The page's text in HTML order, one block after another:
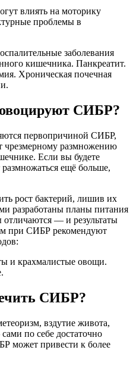
влиять на моторику
проблемы в
заболевания
кишечника. Панкреатит.
Хроническая почечная
СИБР?
первопричиной СИБР,
чрезмерному размножению
Если вы будете
ещё больше,
рост бактерий, лишив их
разработаны планы питания
— и результаты
при СИБР рекомендуют
и крахмалистые овощи.
СИБР?
вздутие живота,
по себе достаточно
может привести к более